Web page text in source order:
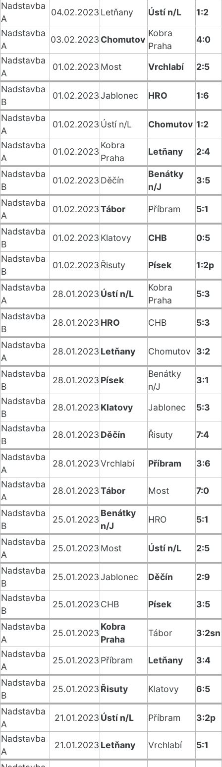
Nadstavba
A
04.02.2023 Letňany Ústí n/L
1:2
Nadstavba
A
03.02.2023 Chomutov
Kobra
Praha
4:0
Nadstavba
A
01.02.2023 Most Vrchlabí 2:5
Nadstavba
B
01.02.2023Jablonec HRO 1:6
Nadstavba
A
01.02.2023 Ústí n/L Chomutov 1:2
Nadstavba
A
01.02.2023
Kobra
Praha
Letňany 2:4
Nadstavba
B
01.02.2023 Děčín
Benátky
n/J
3:5
Nadstavba
A
01.02.2023Tábor Příbram 5:1
Nadstavba
B
01.02.2023 Klatovy CHB
0:5
Nadstavba
B
01.02.2023 Řisuty Písek 1:2p
Nadstavba
A
28.01.2023 Ústí n/L
Kobra
Praha
5:3
Nadstavba
B
28.01.2023 HRO CHB 5:3
Nadstavba
A
28.01.2023 Letňany Chomutov 3:2
Nadstavba
B
28.01.2023 Písek
Benátky
n/J
3:1
Nadstavba
B
28.01.2023 Klatovy Jablonec
5:3
Nadstavba
B
28.01.2023 Děčín Řisuty 7:4
Nadstavba
A
28.01.2023Vrchlabí Příbram
3:6
Nadstavba
A
28.01.2023Tábor Most 7:0
Nadstavba
B
25.01.2023
Benátky
n/J
HRO 5:1
Nadstavba
A
25.01.2023 Most Ústí n/L 2:5
Nadstavba
B
25.01.2023Jablonec Děčín
2:9
Nadstavba
B
25.01.2023 CHB Písek 3:5
Nadstavba
A
25.01.2023
Kobra
Praha
Tábor
3:2sn
Nadstavba
A
25.01.2023 Příbram Letňany 3:4
Nadstavba
B
25.01.2023 Řisuty Klatovy 6:5
Nadstavba
A
21.01.2023 Ústí n/L Příbram
3:2p
Nadstavba
A
21.01.2023 Letňany Vrchlabí 5:1